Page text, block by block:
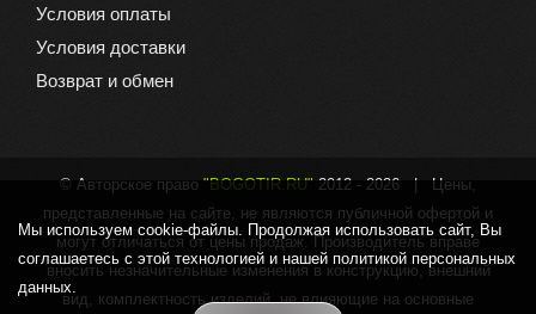
Условия оплаты
Условия доставки
Возврат и обмен
© Авторское право "BOGOTIR.RU" 2012 - 2026 | Цены,
представленные на сайте, не являются публичной офертой и
могут отличаться от цены продаж. Производитель вправе
вносить незначительные изменения в конструкцию, внешний
вид, комплектность изделий, не влияющие на основные
Мы используем cookie-файлы. Продолжая использовать сайт, Вы
соглашаетесь с этой технологией и нашей политикой персональных
данных.